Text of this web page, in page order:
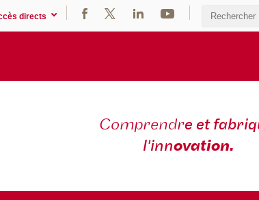
directs
Comprendre et
l'innovation.